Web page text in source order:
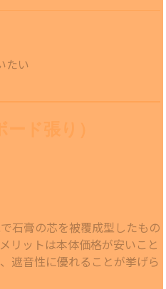
たい
ド張り）
石膏の芯を被覆成型したもの
リットは本体価格が安いこと
遮音性に優れることが挙げら